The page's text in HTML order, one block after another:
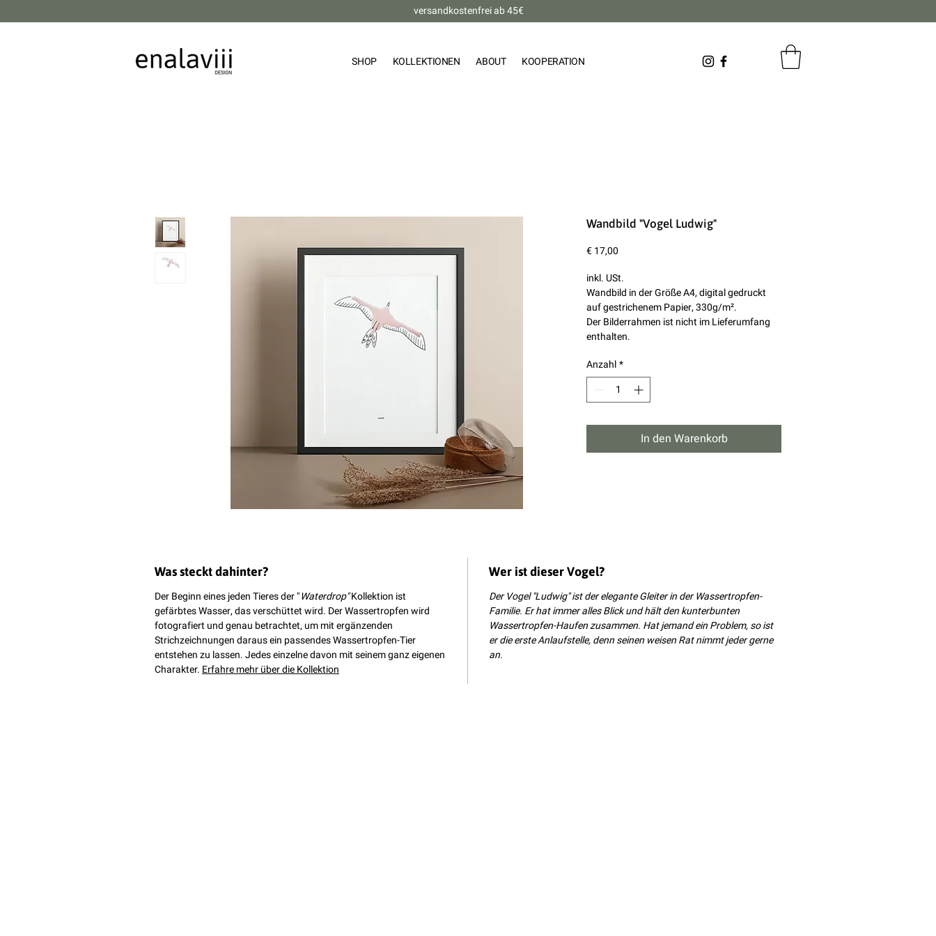
versandkostenfrei ab 45€
SHOP KOLLEKTIONEN ABOUT KOOPERATION
Wandbild "Vogel Ludwig"
€ 17,00
inkl. USt.
Wandbild in der Größe A4, digital gedruckt
auf gestrichenem Papier, 330g/m².
Der Bilderrahmen ist nicht im Lieferumfang
enthalten.
Anzahl*
In den Warenkorb
Was steckt dahinter?
Der Beginn eines jeden Tieres der "Waterdrop"Kollektion ist
gefärbtes Wasser, das verschüttet wird. Der Wassertropfen wird
fotografiert und genau betrachtet, um mit ergänzenden
Strichzeichnungen daraus ein passendes Wassertropfen-Tier
entstehen zu lassen. Jedes einzelne davon mit seinem ganz eigenen
Charakter. Erfahre mehr über die Kollektion
Wer ist dieser Vogel?
Der Vogel "Ludwig" ist der elegante Gleiter in der Wassertropfen-
Familie. Er hat immer alles Blick und hält den kunterbunten
Wassertropfen-Haufen zusammen. Hat jemand ein Problem, so ist
er die erste Anlaufstelle, denn seinen weisen Rat nimmt jeder gerne
an.